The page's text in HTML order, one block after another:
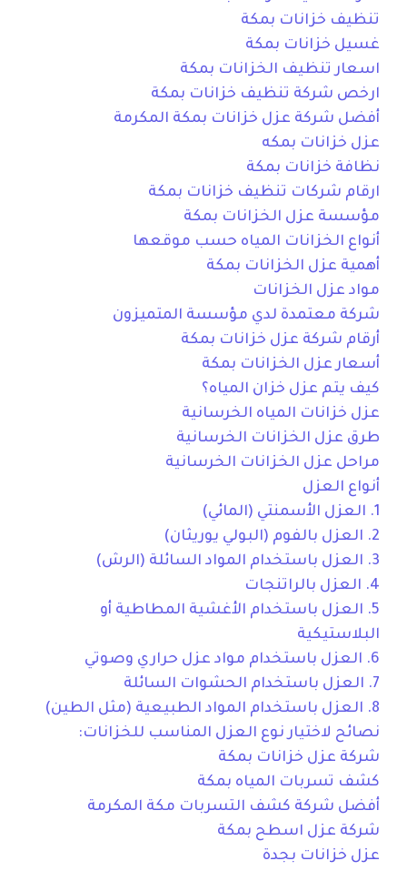
تنظيف خزانات بمكة
غسيل خزانات بمكة
اسعار تنظيف الخزانات بمكة
ارخص شركة تنظيف خزانات بمكة
أفضل شركة عزل خزانات بمكة المكرمة
عزل خزانات بمكه
نظافة خزانات بمكة
ارقام شركات تنظيف خزانات بمكة
مؤسسة عزل الخزانات بمكة
أنواع الخزانات المياه حسب موقعها
أهمية عزل الخزانات بمكة
مواد عزل الخزانات
شركة معتمدة لدي مؤسسة المتميزون
أرقام شركة عزل خزانات بمكة
أسعار عزل الخزانات بمكة
كيف يتم عزل خزان المياه؟
عزل خزانات المياه الخرسانية
طرق عزل الخزانات الخرسانية
مراحل عزل الخزانات الخرسانية
أنواع العزل
1. العزل الأسمنتي (المائي)
2. العزل بالفوم (البولي يوريثان)
3. العزل باستخدام المواد السائلة (الرش)
4. العزل بالراتنجات
5. العزل باستخدام الأغشية المطاطية أو
البلاستيكية
6. العزل باستخدام مواد عزل حراري وصوتي
7. العزل باستخدام الحشوات السائلة
8. العزل باستخدام المواد الطبيعية (مثل الطين)
نصائح لاختيار نوع العزل المناسب للخزانات:
شركة عزل خزانات بمكة
كشف تسربات المياه بمكة
أفضل شركة كشف التسربات مكة المكرمة
شركة عزل اسطح بمكة
عزل خزانات بجدة